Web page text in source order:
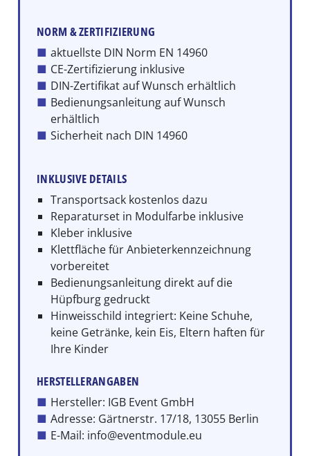
NORM & ZERTIFIZIERUNG
aktuellste DIN Norm EN 14960
CE-Zertifizierung inklusive
DIN-Zertifikat auf Wunsch erhältlich
Bedienungsanleitung auf Wunsch
erhältlich
Sicherheit nach DIN 14960
INKLUSIVE DETAILS
Transportsack kostenlos dazu
Reparaturset in Modulfarbe inklusive
Kleber inklusive
Klettfläche für Anbieterkennzeichnung
vorbereitet
Bedienungsanleitung direkt auf die
Hüpfburg gedruckt
Hinweisschild integriert: Keine Schuhe,
keine Getränke, kein Eis, Eltern haften für
Ihre Kinder
HERSTELLERANGABEN
Hersteller: IGB Event GmbH
Adresse: Gärtnerstr. 17/18, 13055 Berlin
E-Mail: info@eventmodule.eu